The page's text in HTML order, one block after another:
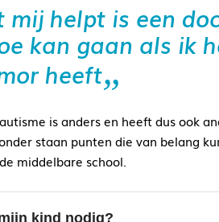
mij helpt is een
kan gaan als ik
heeft
is anders en heeft dus ook
staan punten die van belang
middelbare school.
kind nodig?